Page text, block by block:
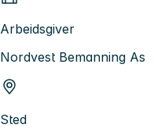
Arbeidsgiver
Nordvest Bemanning As
Sted